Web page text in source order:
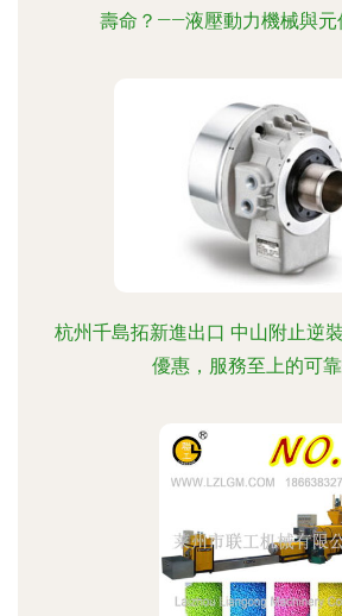
壽命？——液壓動力機械與元
杭州千島拓新進出口 中山附止逆
優惠，服務至上的可